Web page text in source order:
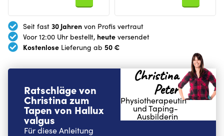
Seit fast 30 Jahren von Profis vertraut
Voor 12:00 Uhr bestellt, heute versendet
Kostenlose Lieferung ab 50 €
Ratschläge von
Christina zum
Tapen von Hallux
valgus
Für diese Anleitung
Christina
Peter
Physiotherapeutin
und Taping-
Ausbilderin